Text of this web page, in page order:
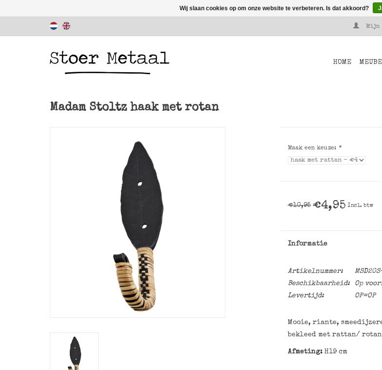
Mijn
HOME
Madam Stoltz haak met rotan
Maak een keuze: *
€10,95 €4,95 Incl. btw
Informatie
Artikelnummer:
Beschikbaarheid:
Op
Levertijd:
OP=OP
Mooie, riante,
bekleed met rattan/
Afmeting: H19 cm
Wij slaan cookies op om onze website te verbeteren. Is dat akkoord?